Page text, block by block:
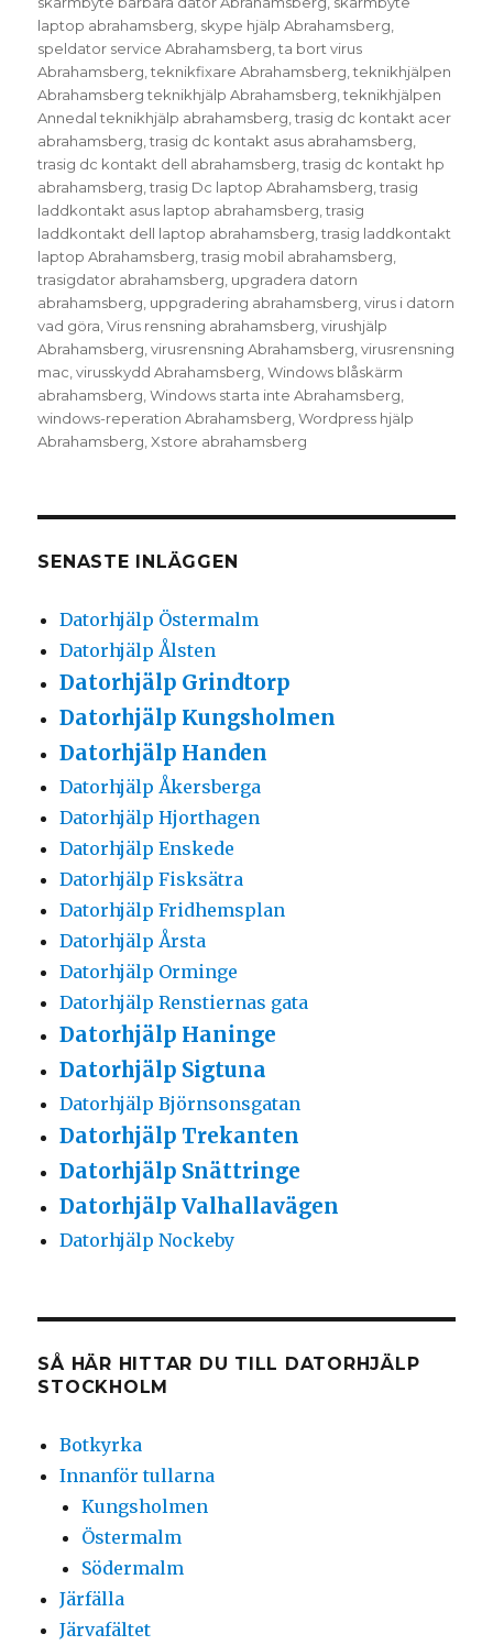
laptop abrahamsberg skype hjälp Abrahamsberg
speldator service Abrahamsberg ,ta bort virus
Abrahamsberg ,teknikfixare Abrahamsberg ,teknikhjälpen
Abrahamsberg teknikhjälp Abrahamsberg ,teknikhjälpen
Annedal teknikhjälp abrahamsberg ,trasig dc kontakt acer
abrahamsberg ,trasig dc kontakt asus abrahamsberg
trasig dc kontakt dell abrahamsberg ,trasig dc kontakt hp
abrahamsberg ,trasig Dc laptop Abrahamsberg ,trasig
laddkontakt asus laptop abrahamsberg ,trasig
laddkontakt dell laptop abrahamsberg ,trasig laddkontakt
laptop Abrahamsberg ,trasig mobil abrahamsberg
trasigdator abrahamsberg upgradera datorn
abrahamsberg uppgradering abrahamsberg ,virus i datorn
vad göra ,Virus rensning abrahamsberg ,virushjälp
Abrahamsberg ,virusrensning Abrahamsberg ,virusrensning
mac ,virusskydd Abrahamsberg ,Windows blåskärm
abrahamsberg ,Windows starta inte Abrahamsberg
windows-reperation Abrahamsberg ,Wordpress hjälp
Abrahamsberg ,Xstore abrahamsberg
SENASTE INLÄGGEN
Datorhjälp Östermalm
Datorhjälp Ålsten
Datorhjälp Grindtorp
Datorhjälp Kungsholmen
Datorhjälp Handen
Datorhjälp Åkersberga
Datorhjälp Hjorthagen
Datorhjälp Enskede
Datorhjälp Fisksätra
Datorhjälp Fridhemsplan
Datorhjälp Årsta
Datorhjälp Orminge
Datorhjälp Renstiernas gata
Datorhjälp Haninge
Datorhjälp Sigtuna
Datorhjälp Björnsonsgatan
Datorhjälp Trekanten
Datorhjälp Snättringe
Datorhjälp Valhallavägen
Datorhjälp Nockeby
SÅ HÄR HITTAR DU TILL DATORHJÄLP
STOCKHOLM
Botkyrka
Innanför tullarna
Kungsholmen
Östermalm
Södermalm
Järfälla
Järvafältet